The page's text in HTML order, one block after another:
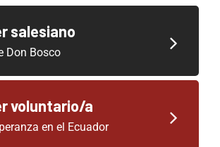
salesiano
Don Bosco
voluntario/a
en el Ecuador